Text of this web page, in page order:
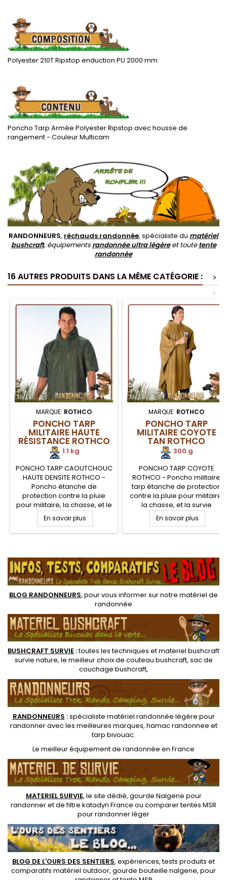
.
Polyester 210T Ripstop enduction PU 2000 mm
.
Poncho Tarp Armée Polyester Ripstop avec housse de
rangement - Couleur Multicam
.
RANDONNEURS, réchauds randonnée, spécialiste du matériel
bushcraft, équipementsrandonnée ultra légèreet toutetente
randonnée
16 AUTRES PRODUITS DANS LA MÊME CATÉGORIE :
>
<
MARQUE: ROTHCO
PONCHO TARP
MILITAIRE HAUTE
RÉSISTANCE ROTHCO
1.1 kg
PONCHO TARP CAOUTCHOUC
HAUTE DENSITE ROTHCO -
Poncho étanche de
protection contre la pluie
pour militaire, la chasse, et le
bushcraft. Poncho militaire
avec capuche et visière.
Poncho caoutchouc ultra
peut également servir de
bâche, tarp ou tapis de sol
En savoir plus
MARQUE: ROTHCO
PONCHO TARP
MILITAIRE COYOTE
TAN ROTHCO
300 g
PONCHO TARP COYOTE
ROTHCO - Poncho militaire
tarp étanche de protection
contre la pluie pour militaire,
la chasse, et la survie
bushcraft. Poncho militaire
avec capuche et visière.
Poncho polyester ripstop
également servir de bâche,
tarp ou tapis de sol
En savoir plus
BLOG RANDONNEURS, pour vous informer sur notre matériel de
randonnée
BUSHCRAFT SURVIE :toutes les techniques etmateriel bushcraft
survie nature, le meilleur choix de couteau bushcraft, sac de
couchage bushcraft,
RANDONNEURS :spécialiste matériel randonnée légère pour
randonner avec les meilleures marques, hamac randonnee et
tarp bivouac.
Le meilleur équipement de randonnée en France
MATERIEL SURVIE, le site dédié, gourde Nalgene pour
randonneret defiltre katadyn France ou comparer tentes MSR
pour randonner léger
BLOG DE L'OURS DES SENTIERS, expériences, tests produits et
comparatifs matériel outdoor, gourde bouteille nalgene, pour